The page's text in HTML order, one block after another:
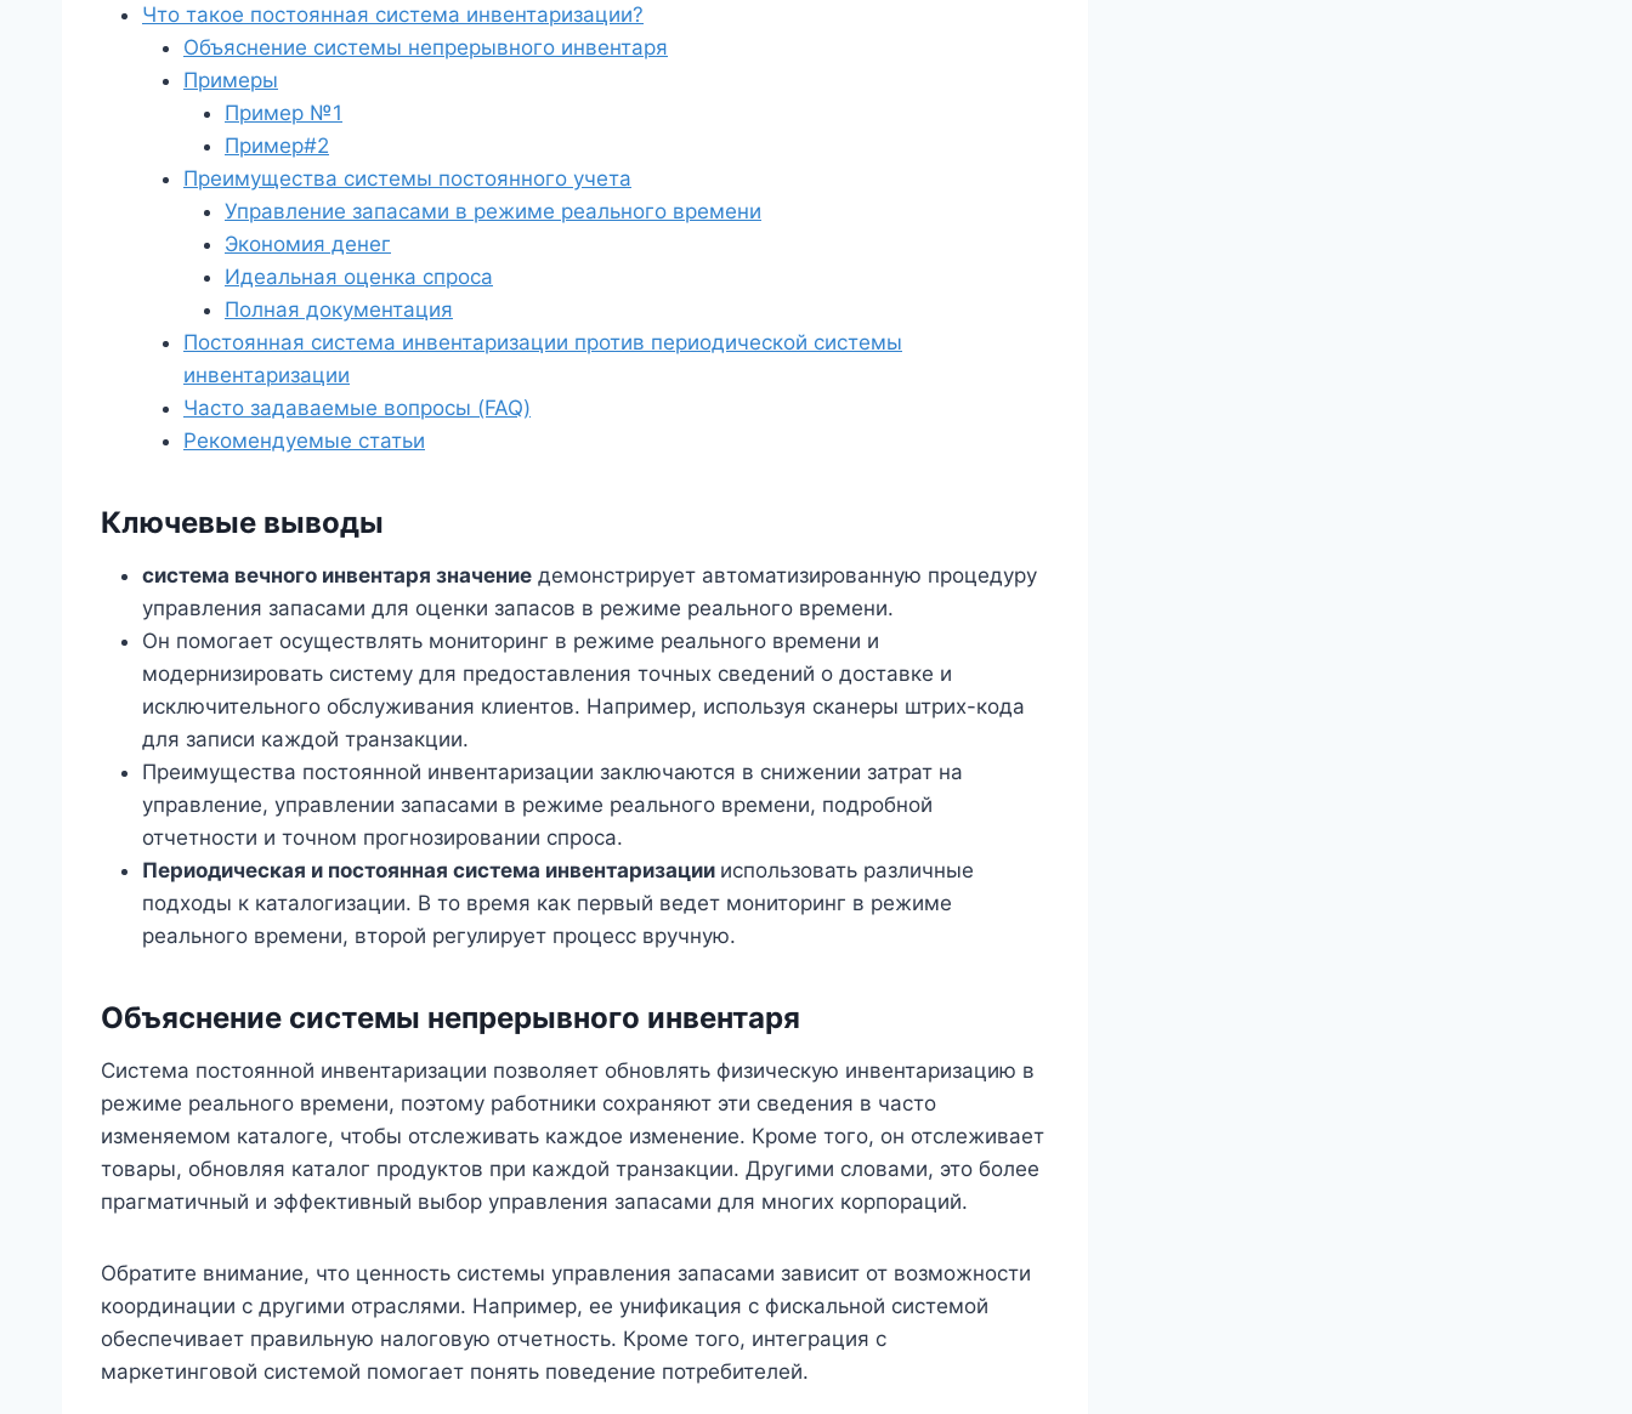
Что такое постоянная система инвентаризации?
Объяснение системы непрерывного инвентаря
Примеры
Пример №1
Пример#2
Преимущества системы постоянного учета
Управление запасами в режиме реального времени
Экономия денег
Идеальная оценка спроса
Полная документация
Постоянная система инвентаризации против периодической системы
инвентаризации
Часто задаваемые вопросы (FAQ)
Рекомендуемые статьи
Ключевые выводы
система вечного инвентаря значение демонстрирует автоматизированную процедуру
управления запасами для оценки запасов в режиме реального времени.
Он помогает осуществлять мониторинг в режиме реального времени и
модернизировать систему для предоставления точных сведений о доставке и
исключительного обслуживания клиентов. Например, используя сканеры штрих-кода
для записи каждой транзакции.
Преимущества постоянной инвентаризации заключаются в снижении затрат на
управление, управлении запасами в режиме реального времени, подробной
отчетности и точном прогнозировании спроса.
Периодическая и постоянная система инвентаризации использовать различные
подходы к каталогизации. В то время как первый ведет мониторинг в режиме
реального времени, второй регулирует процесс вручную.
Объяснение системы непрерывного инвентаря
Система постоянной инвентаризации позволяет обновлять физическую инвентаризацию в
режиме реального времени, поэтому работники сохраняют эти сведения в часто
изменяемом каталоге, чтобы отслеживать каждое изменение. Кроме того, он отслеживает
товары, обновляя каталог продуктов при каждой транзакции. Другими словами, это более
прагматичный и эффективный выбор управления запасами для многих корпораций.
Обратите внимание, что ценность системы управления запасами зависит от возможности
координации с другими отраслями. Например, ее унификация с фискальной системой
обеспечивает правильную налоговую отчетность. Кроме того, интеграция с
маркетинговой системой помогает понять поведение потребителей.